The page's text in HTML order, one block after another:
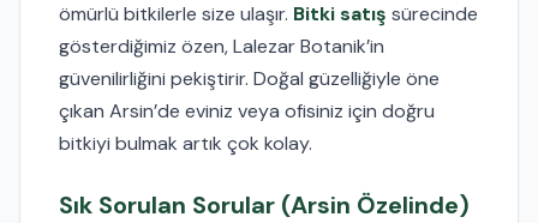
ömürlü bitkilerle size ulaşır. Bitki satış sürecinde
gösterdiğimiz özen, Lalezar Botanik’in
güvenilirliğini pekiştirir. Doğal güzelliğiyle öne
çıkan Arsin’de eviniz veya ofisiniz için doğru
bitkiyi bulmak artık çok kolay.
Sık Sorulan Sorular (Arsin Özelinde)